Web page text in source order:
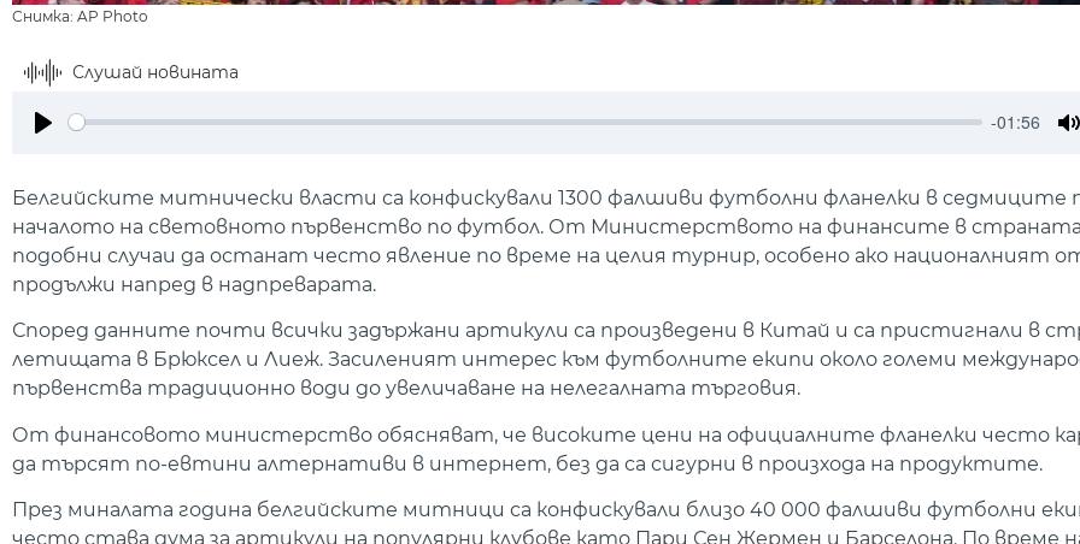
Снимка: AP Photo
Слушай новината
-01:56
Белгийските митнически власти са конфискували 1300 фалшиви футболни фланелки в седмиците
началото на световното първенство по футбол. От Министерството на финансите в
подобни случаи да останат често явление по време на целия турнир, особено ако националният
продължи напред в надпреварата.
Според данните почти всички задържани артикули са произведени в Китай и са пристигнали в
летищата в Брюксел и Лиеж. Засиленият интерес към футболните екипи около големи
първенства традиционно води до увеличаване на нелегалната търговия.
От финансовото министерство обясняват, че високите цени на официалните фланелки често
да търсят по-евтини алтернативи в интернет, без да са сигурни в произхода на продуктите.
През миналата година белгийските митници са конфискували близо 40 000 фалшиви футболни
често става дума за артикули на популярни клубове като Пари Сен Жермен и Барселона. По време